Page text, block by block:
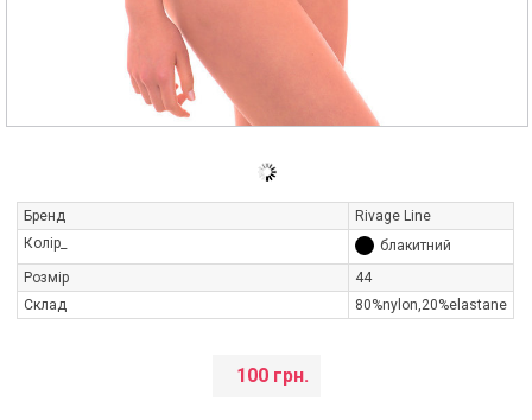
Бренд
Rivage Line
Колір_
блакитний
Розмір
44
Склад
80%nylon,20%elastane
100 грн.